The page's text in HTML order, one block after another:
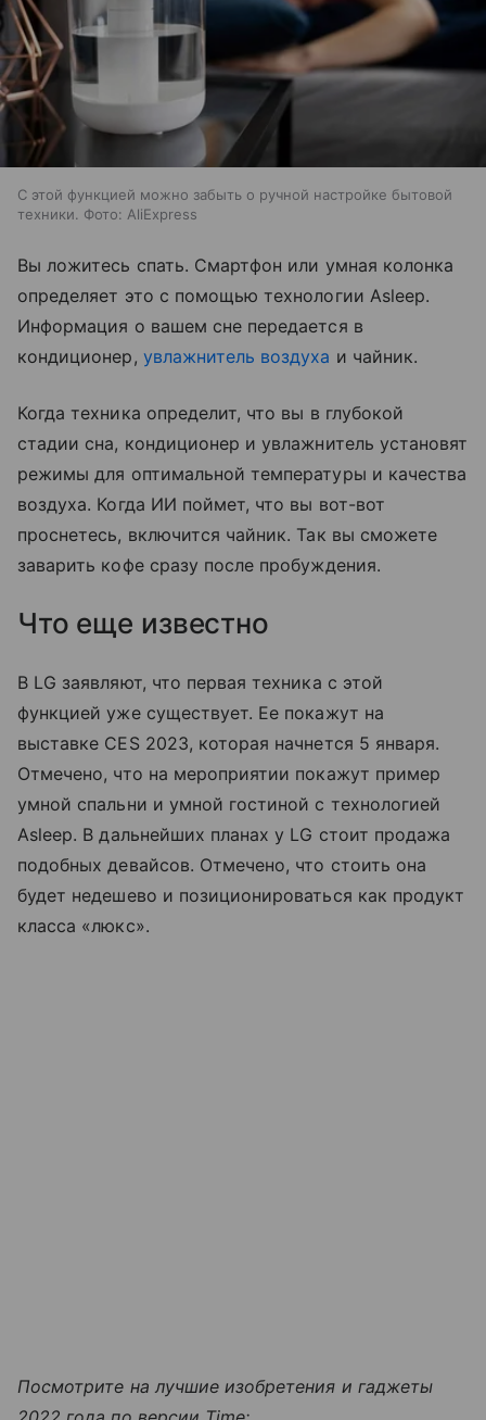
С этой функцией можно забыть о ручной настройке бытовой
техники. Фото: AliExpress
Вы ложитесь спать. Смартфон или умная колонка
определяет это с помощью технологии Asleep.
Информация о вашем сне передается в
кондиционер, увлажнитель воздуха и чайник.
Когда техника определит, что вы в глубокой
стадии сна, кондиционер и увлажнитель установят
режимы для оптимальной температуры и качества
воздуха. Когда ИИ поймет, что вы вот-вот
проснетесь, включится чайник. Так вы сможете
заварить кофе сразу после пробуждения.
Что еще известно
В LG заявляют, что первая техника с этой
функцией уже существует. Ее покажут на
выставке CES 2023, которая начнется 5 января.
Отмечено, что на мероприятии покажут пример
умной спальни и умной гостиной с технологией
Asleep. В дальнейших планах у LG стоит продажа
подобных девайсов. Отмечено, что стоить она
будет недешево и позиционироваться как продукт
класса «люкс».
Посмотрите на лучшие изобретения и гаджеты